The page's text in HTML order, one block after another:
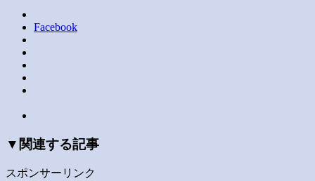
Facebook
▼関連する記事
スポンサーリンク